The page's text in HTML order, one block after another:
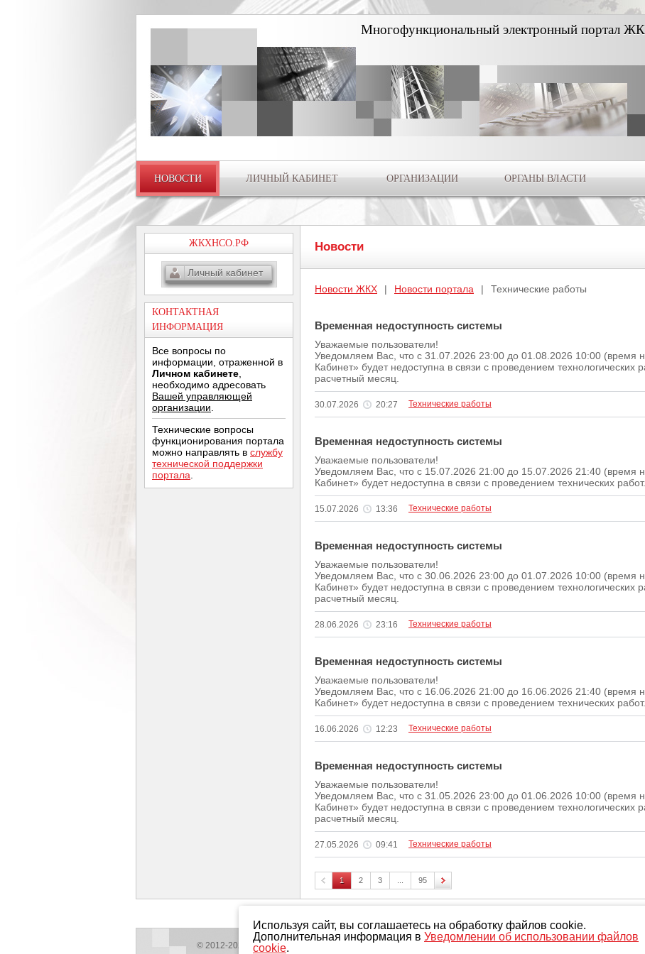
Многофункциональный электронный портал
НОВОСТИ ЛИЧНЫЙ КАБИНЕТ ОРГАНИЗАЦИИ ОРГАНЫ ВЛАСТИ
ЖКХНСО.РФ
Личный кабинет
КОНТАКТНАЯ
ИНФОРМАЦИЯ
Все вопросы по
информации, отраженной в
Личном кабинете
необходимо адресовать
Вашей управляющей
организации
Технические вопросы
функционирования портала
можно направлять в службу
технической поддержки
портала
Новости
Новости ЖКХ | Новости портала | Технические работы
Временная недоступность системы
Уважаемые пользователи!
Уведомляем Вас, что c 31.07.2026 23:00 до 01.08.2026 10:00 (время
Кабинет» будет недоступна в связи с проведением технологических
расчетный месяц.
30.07.2026 20:27 Технические работы
Временная недоступность системы
Уважаемые пользователи!
Уведомляем Вас, что c 15.07.2026 21:00 до 15.07.2026 21:40 (время
Кабинет» будет недоступна в связи с проведением технических работ.
15.07.2026 13:36 Технические работы
Временная недоступность системы
Уважаемые пользователи!
Уведомляем Вас, что c 30.06.2026 23:00 до 01.07.2026 10:00 (время
Кабинет» будет недоступна в связи с проведением технологических
расчетный месяц.
28.06.2026 23:16 Технические работы
Временная недоступность системы
Уважаемые пользователи!
Уведомляем Вас, что c 16.06.2026 21:00 до 16.06.2026 21:40 (время
Кабинет» будет недоступна в связи с проведением технических работ.
16.06.2026 12:23 Технические работы
Временная недоступность системы
Уважаемые пользователи!
Уведомляем Вас, что c 31.05.2026 23:00 до 01.06.2026 10:00 (время
Кабинет» будет недоступна в связи с проведением технологических
расчетный месяц.
27.05.2026 09:41 Технические работы
1 2 3 95
© 2012-2026 ЖКХНСО.РФ
Используя сайт, вы соглашаетесь на обработку файлов cookie.
Дополнительная информация в Уведомлении об использовании файлов
cookie.